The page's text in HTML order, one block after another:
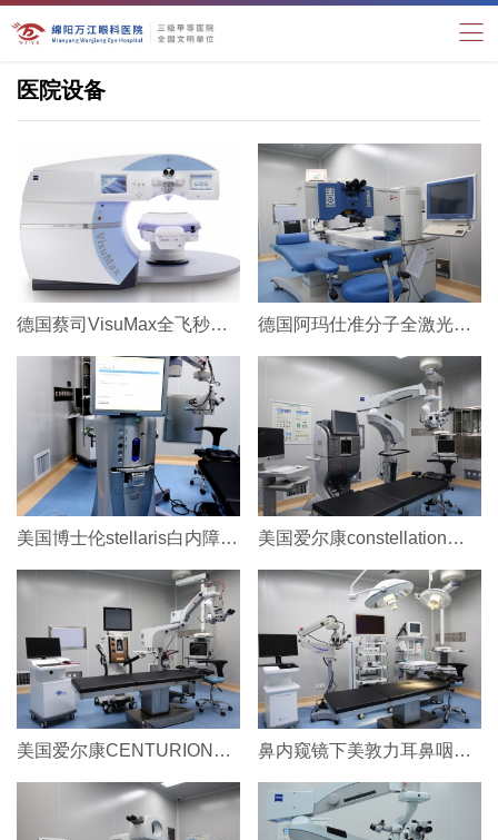
医院设备
德国蔡司VisuMax全飞秒激光手术系统 德国阿玛仕准分子全激光手术系统
美国博士伦stellaris白内障超声乳化仪 美国爱尔康constellation玻切系统+蔡司700显眼科手术微
美国爱尔康CENTURION超声乳化仪+蔡司眼科手术显微镜 鼻内窥镜下美敦力耳鼻咽喉动力系统+美国GE Aespire 7100麻醉机